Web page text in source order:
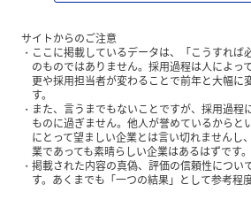
サイトからのご注意
ここに掲載しているデータは、「こうすれば
のものではありません。採用過程は人によっ
更や採用担当者が変わることで前年と大幅に
す。
また、言うまでもないことですが、採用過程
ものに過ぎません。他人が誉めているからと
にとって望ましい企業とは言い切れませんし
業であっても素晴らしい企業はあるはずです。
掲載された内容の真偽、評価の信頼性につい
す。あくまでも「一つの結果」として参考程